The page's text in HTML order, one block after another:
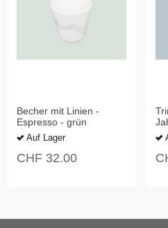
Becher mit Linien -
Espresso - grün
Auf Lager
CHF 32.00